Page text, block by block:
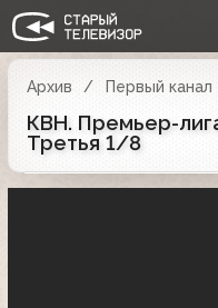
Архив Первый канал
КВН. Премьер-
Третья 1/8